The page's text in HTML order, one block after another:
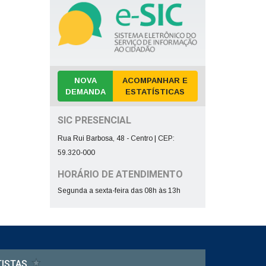
NOVA
DEMANDA
ACOMPANHAR E
ESTATÍSTICAS
SIC PRESENCIAL
Rua Rui Barbosa, 48 - Centro | CEP:
59.320-000
HORÁRIO DE ATENDIMENTO
Segunda a sexta-feira das 08h às 13h